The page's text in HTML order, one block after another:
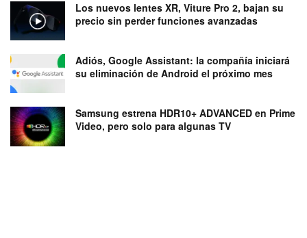
Los nuevos lentes XR, Viture Pro 2, bajan su
precio sin perder funciones avanzadas
Adiós, Google Assistant: la compañía iniciará
su eliminación de Android el próximo mes
Samsung estrena HDR10+ ADVANCED en Prime
Video, pero solo para algunas TV